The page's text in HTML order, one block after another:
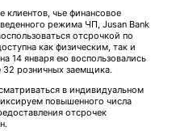
чье финансовое
режима ЧП, Jusan Bank
отсрочкой по
как физическим, так и
14 января ею воспользовались
32 розничных заемщика.
в индивидуальном
повышенного числа
отсрочек